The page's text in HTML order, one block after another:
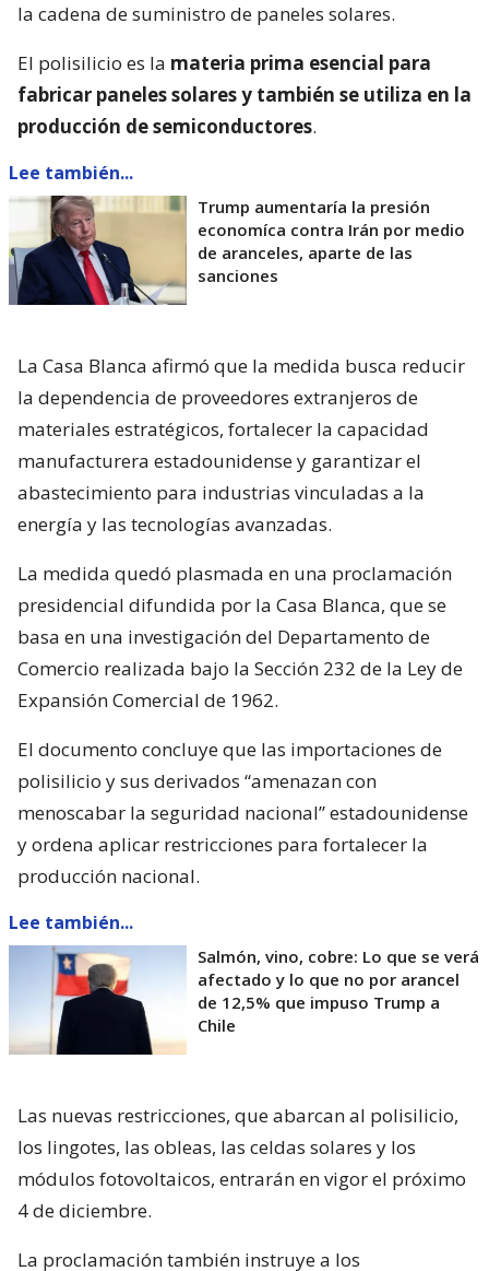
la cadena de suministro de paneles solares.
El polisilicio es la materia prima esencial para
fabricar paneles solares y también se utiliza en la
producción de semiconductores.
Lee también...
Trump aumentaría la presión
economíca contra Irán por medio
de aranceles, aparte de las
sanciones
La Casa Blanca afirmó que la medida busca reducir
la dependencia de proveedores extranjeros de
materiales estratégicos, fortalecer la capacidad
manufacturera estadounidense y garantizar el
abastecimiento para industrias vinculadas a la
energía y las tecnologías avanzadas.
La medida quedó plasmada en una proclamación
presidencial difundida por la Casa Blanca, que se
basa en una investigación del Departamento de
Comercio realizada bajo la Sección 232 de la Ley de
Expansión Comercial de 1962.
El documento concluye que las importaciones de
polisilicio y sus derivados “amenazan con
menoscabar la seguridad nacional” estadounidense
y ordena aplicar restricciones para fortalecer la
producción nacional.
Lee también...
Salmón, vino, cobre: Lo que se verá
afectado y lo que no por arancel
de 12,5% que impuso Trump a
Chile
Las nuevas restricciones, que abarcan al polisilicio,
los lingotes, las obleas, las celdas solares y los
módulos fotovoltaicos, entrarán en vigor el próximo
4 de diciembre.
La proclamación también instruye a los